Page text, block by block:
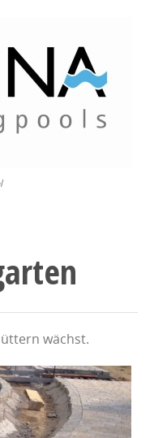
wächst.